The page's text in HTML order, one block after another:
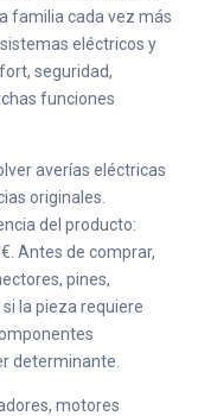
familia cada vez más
eléctricos y
seguridad,
funciones
averías eléctricas
originales.
del producto:
Antes de comprar,
pines,
la pieza requiere
determinante.
motores